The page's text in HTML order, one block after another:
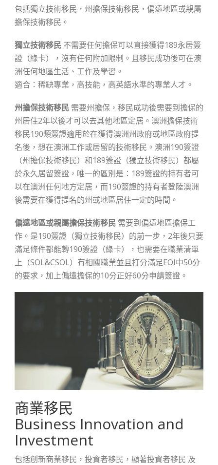
包括獨立技術移民，州擔保技術移民，偏遠地區或親屬
擔保技術移民。
獨立技術移民 不需要任何擔保可以直接獲得189永居簽
證（綠卡），沒有任何附加限制。且移民成功後可在澳
洲任何地區生活、工作及學習。
適合：稀缺專業，高技能，高英語水準的專業人才。
州擔保技術移民 需要州擔保，移民成功後需要到擔保的
州居住2年以後才可以去其他地區定居。澳洲擔保技術
移民190類簽證適用於在獲得澳洲州政府或地區政府提
名後，想在澳洲工作或居留的技術移民。澳洲190簽證
（州擔保技術移民）和189簽證（獨立技術移民）都屬
於永久居留簽證，唯一的區別是：189簽證的持有者可
以在澳洲任何地方定居，而190簽證的持有者登陸澳洲
後需要在獲得提名的州或地區居住一定的時間。
偏遠地區或親屬擔保技術移民 需要到偏遠地區擔保工
作。是190簽證（獨立技術移民）的前一步，2年後只要
滿足條件都能轉190簽證（綠卡），也需要在職業清單
上（SOL&CSOL）有相關職業並且打分滿足EOI中50分
的要求，加上偏遠擔保的10分正好60分申請簽證。
商業移民
Business Innovation and
Investment
包括創新商業移民，投資者移民，顯著投資者移民 及